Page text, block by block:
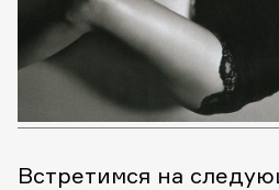
Встретимся на